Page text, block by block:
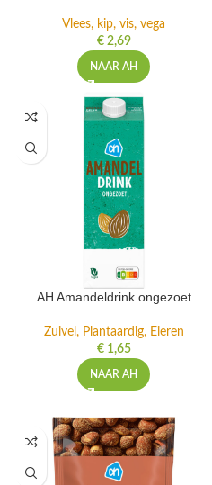
Vlees, kip, vis, vega
€2,69
NAAR AH
AH Amandeldrink ongezoet
Zuivel, Plantaardig, Eieren
€1,65
NAAR AH